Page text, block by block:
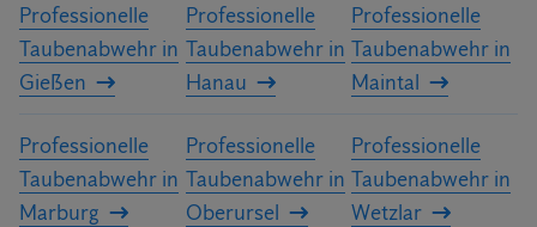
Professionelle
Taubenabwehr in
Gießen
Professionelle
Taubenabwehr in
Hanau
Professionelle
Taubenabwehr in
Maintal
Professionelle
Taubenabwehr in
Marburg
Professionelle
Taubenabwehr in
Oberursel
Professionelle
Taubenabwehr in
Wetzlar